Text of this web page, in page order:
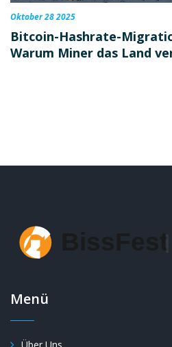
Oktober 28 2025
Bitcoin-Hashrate-
Warum Miner das Land
Menü